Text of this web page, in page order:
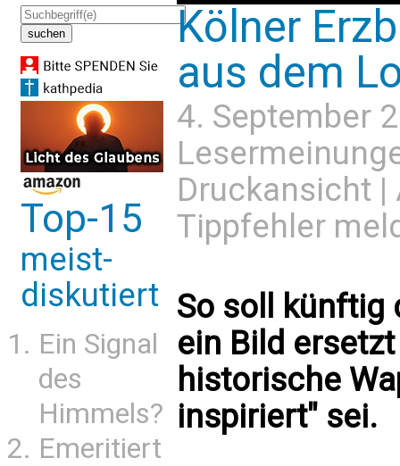
Top-15
meist-
diskutiert
Ein Signal
des
Himmels?
Emeritiert
Kölner
aus dem
4. September
Druckansicht |
Tippfehler
So soll künftig
ein Bild
historische
inspiriert" sei.